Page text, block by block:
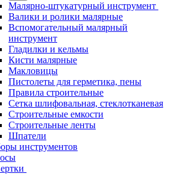
Малярно-штукатурный инструмент
Валики и ролики малярные
Вспомогательный малярный
инструмент
Гладилки и кельмы
Кисти малярные
Макловицы
Пистолеты для герметика, пены
Правила строительные
Сетка шлифовальная, стеклотканевая
Строительные емкости
Строительные ленты
Шпатели
инструментов